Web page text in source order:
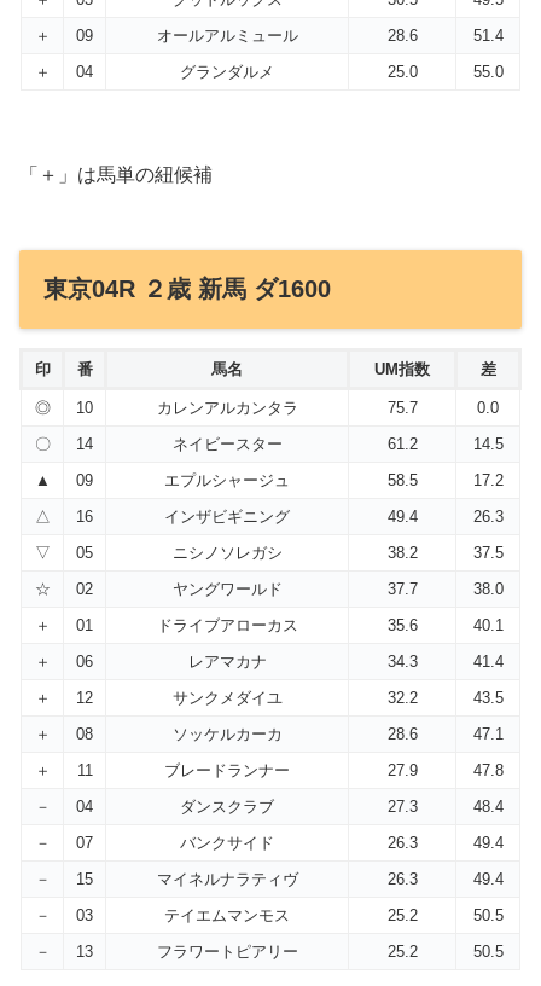
＋
09 オールアルミュール 28.6
51.4
＋
04 グランダルメ 25.0 55.0
「＋」は馬単の紐候補
東京04R ２歳 新馬 ダ1600
印 番 馬名 UM指数 差
◎ 10 カレンアルカンタラ 75.7
0.0
〇
14 ネイビースター 61.2
14.5
▲
09 エプルシャージュ 58.5
17.2
△
16 インザビギニング 49.4
26.3
▽
05 ニシノソレガシ 38.2
37.5
☆
02 ヤングワールド 37.7
38.0
＋
01 ドライブアローカス 35.6
40.1
＋
06 レアマカナ 34.3
41.4
＋
12 サンクメダイユ 32.2
43.5
＋
08 ソッケルカーカ 28.6
47.1
＋
11 ブレードランナー 27.9
47.8
－
04 ダンスクラブ 27.3
48.4
－
07 バンクサイド 26.3
49.4
－
15 マイネルナラティヴ 26.3
49.4
－
03 テイエムマンモス 25.2
50.5
－
13 フラワートピアリー 25.2 50.5